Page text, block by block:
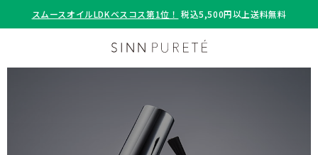
スムースオイルLDKベスコス第1位！ 税込5,500円以上送料無料